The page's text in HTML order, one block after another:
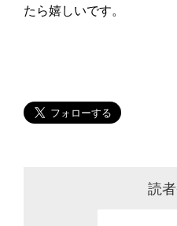
たら嬉しいです。
読